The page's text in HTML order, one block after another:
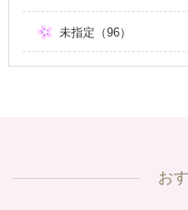
未指定（96）
お